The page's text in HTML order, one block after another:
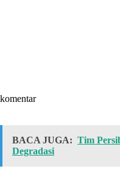
komentar
BACA JUGA: Tim
Degradasi